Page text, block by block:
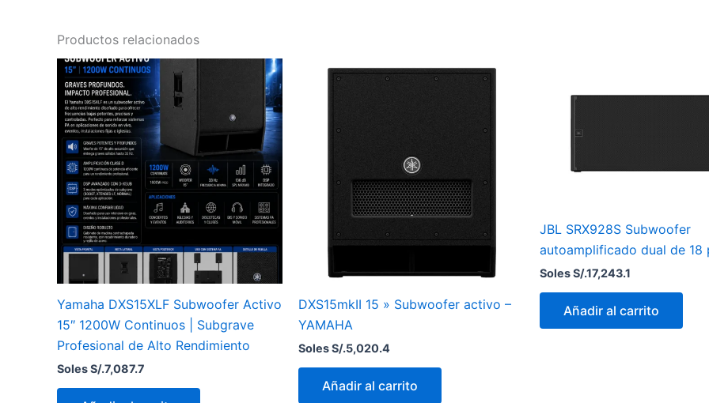
Productos relacionados
Yamaha DXS15XLF Subwoofer Activo
15″ 1200W Continuos | Subgrave
Profesional de Alto Rendimiento
Soles S/.7,087.7
DXS15mkII 15 » Subwoofer activo –
YAMAHA
Soles S/.5,020.4
Añadir al carrito
JBL SRX928S Subwoofer
autoamplificado dual de 18
Soles S/.17,243.1
Añadir al carrito